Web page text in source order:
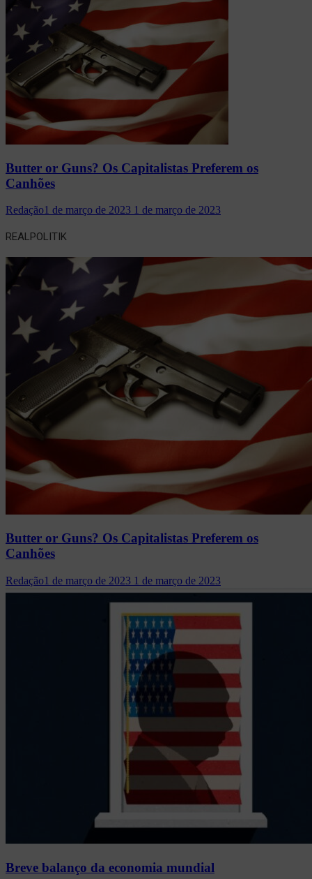
Butter or Guns? Os Capitalistas Preferem os
Canhões
Redação1 de março de 2023 1 de março de 2023
REALPOLITIK
Butter or Guns? Os Capitalistas Preferem os
Canhões
Redação1 de março de 2023 1 de março de 2023
Breve balanço da economia mundial